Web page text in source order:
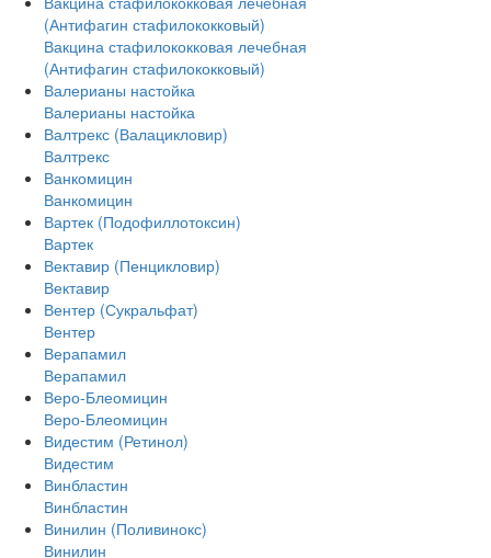
(Антифагин стафилококковый)
Вакцина стафилококковая лечебная
(Антифагин стафилококковый)
Валерианы настойка
Валерианы настойка
Валтрекс (Валацикловир)
Валтрекс
Ванкомицин
Ванкомицин
Вартек (Подофиллотоксин)
Вартек
Вектавир (Пенцикловир)
Вектавир
Вентер (Сукральфат)
Вентер
Верапамил
Верапамил
Веро-Блеомицин
Веро-Блеомицин
Видестим (Ретинол)
Видестим
Винбластин
Винбластин
Винилин (Поливинокс)
Винилин